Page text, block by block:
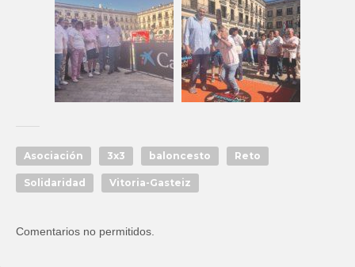
Asociación 3x3 baloncesto Reto
Solidaridad Vitoria-Gasteiz
Comentarios no permitidos.